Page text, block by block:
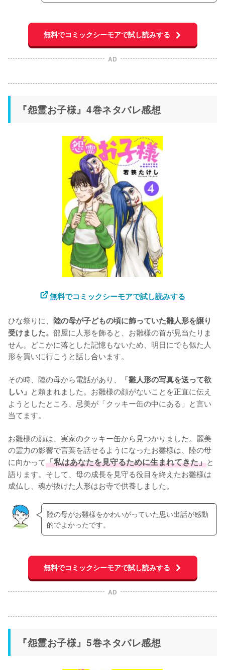
無料でコミックシーモアで試し読みする
AD
『怨霊お子様』4巻ネタバレ感想
無料でコミックシーモアで試し読みする
ひな祭りに、 陸の母が子どもの頃に飾っていた雛人形を譲り
受けました。 部屋に人形を飾ると、お雛様の首が見当たりま
せん。どこかに落とした記憶もないため、明日にでも似た人
形を買いに行こうと話し合います。
その時、陸の母から電話があり、
「雛人形の写真を送って欲
しい」 と頼まれました。お雛様の顔がないことを正直に伝え
ようとしたところ、忌美が「クッキー缶の中にある」と言い
当てます。
お雛様の顔は、実家のクッキー缶から見つかりました。麗美
の霊力の影響で言葉を話せるようになったお雛様は、陸の母
に向かって「私はあなたを見守るために生まれてきた」と
語ります。そして、母の成長を見守る役目を終えたお雛様は
成仏し、魂が抜けた人形はお寺で供養しました。
陸の母がお雛様をかわいがっていた思い出話が感動
的でよかったです。
無料でコミックシーモアで試し読みする
AD
『怨霊お子様』5巻ネタバレ感想